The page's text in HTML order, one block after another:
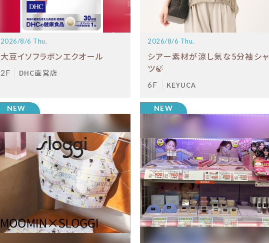
2026/8/6 Thu.
大豆イソフラボンエクオール
2F DHC直営店
2026/8/6 Thu.
シアー素材が涼し気な5分袖シャ
ツ🍃
6F KEYUCA